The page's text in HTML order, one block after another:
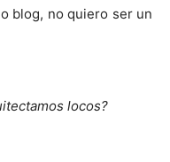
blog, no quiero ser un
locos?